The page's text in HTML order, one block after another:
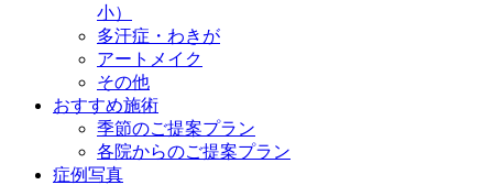
小）
多汗症・わきが
アートメイク
その他
おすすめ施術
季節のご提案プラン
各院からのご提案プラン
症例写真